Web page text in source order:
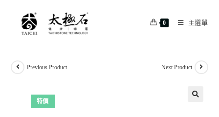
0 主選單
特價
Previous Product Next Product